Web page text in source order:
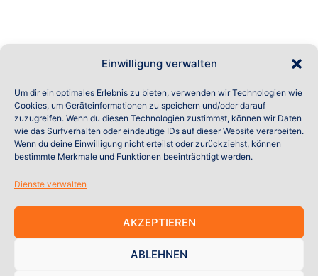
Einwilligung verwalten
Um dir ein optimales Erlebnis zu bieten, verwenden wir Technologien wie
Cookies, um Geräteinformationen zu speichern und/oder darauf
zuzugreifen. Wenn du diesen Technologien zustimmst, können wir Daten
wie das Surfverhalten oder eindeutige IDs auf dieser Website verarbeiten.
Wenn du deine Einwilligung nicht erteilst oder zurückziehst, können
bestimmte Merkmale und Funktionen beeinträchtigt werden.
Dienste verwalten
AKZEPTIEREN
ABLEHNEN
Impressum
Cookie-Richtlinien (EU)